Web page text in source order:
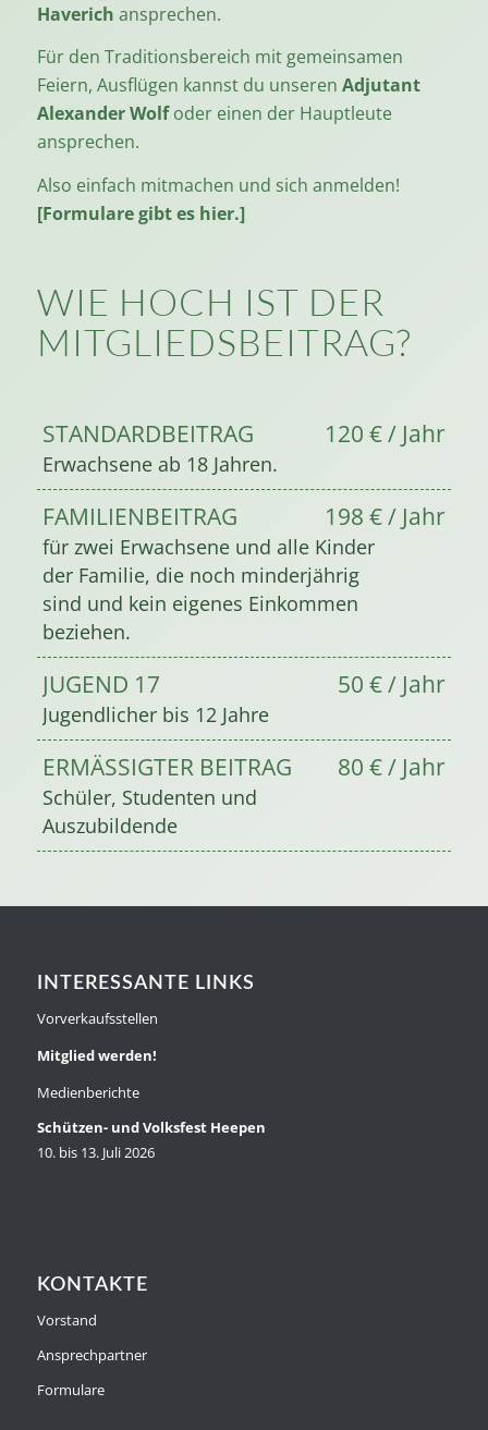
Haverich ansprechen.
Für den Traditionsbereich mit gemeinsamen
Feiern, Ausflügen kannst du unseren Adjutant
Alexander Wolfoder einen der Hauptleute
ansprechen.
Also einfach mitmachen und sich anmelden!
[Formulare gibt es hier.]
WIE HOCH IST DER
MITGLIEDSBEITRAG?
STANDARDBEITRAG 120 € / Jahr
Erwachsene ab 18 Jahren.
FAMILIENBEITRAG 198 € / Jahr
für zwei Erwachsene und alle Kinder
der Familie, die noch minderjährig
sind und kein eigenes Einkommen
beziehen.
JUGEND 17 50 € / Jahr
Jugendlicher bis 12 Jahre
ERMÄSSIGTER BEITRAG 80 € / Jahr
Schüler, Studenten und
Auszubildende
INTERESSANTE LINKS
Vorverkaufsstellen
Mitglied werden!
Medienberichte
Schützen- und Volksfest Heepen
10. bis 13. Juli 2026
KONTAKTE
Vorstand
Ansprechpartner
Formulare